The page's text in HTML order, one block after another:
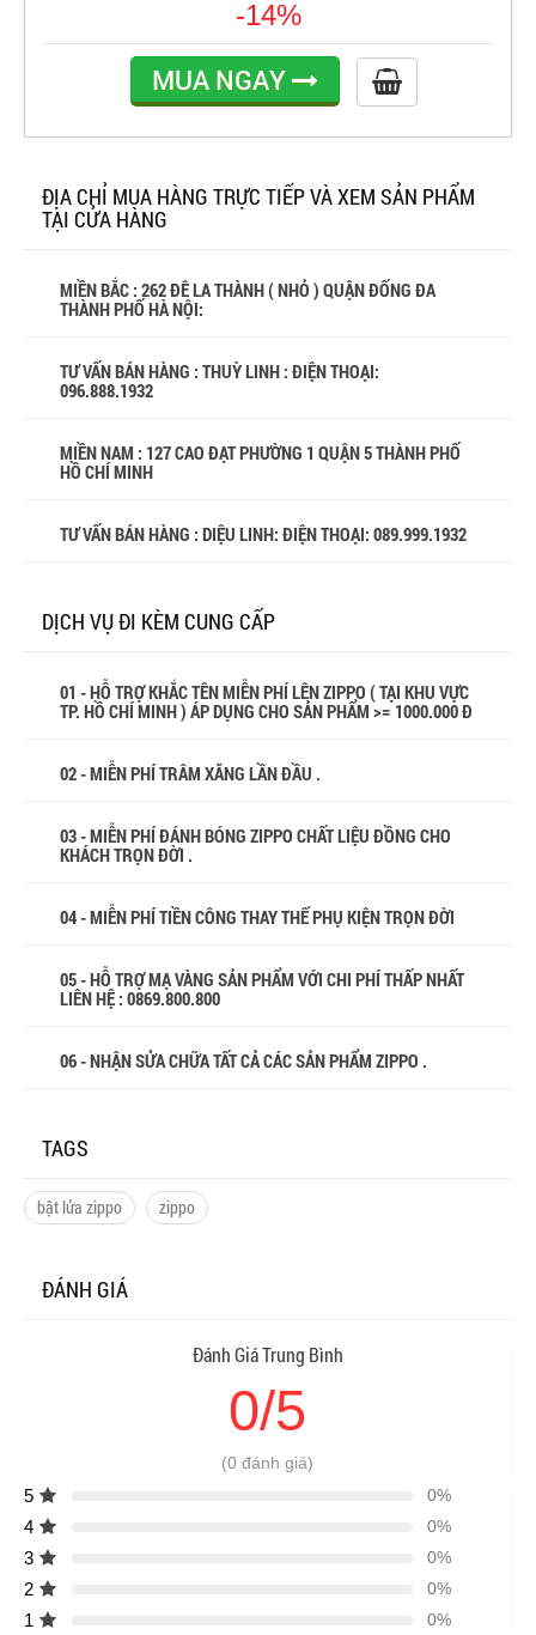
-14%
MUA NGAY
ĐỊA CHỈ MUA HÀNG TRỰC TIẾP VÀ XEM SẢN PHẨM
TẠI CỬA HÀNG
MIỀN BẮC : 262 ĐÊ LA THÀNH ( NHỎ ) QUẬN ĐỐNG ĐA
THÀNH PHỐ HÀ NỘI:
TƯ VẤN BÁN HÀNG : THUỲ LINH : ĐIỆN THOẠI:
096.888.1932
MIỀN NAM : 127 CAO ĐẠT PHƯỜNG 1 QUẬN 5 THÀNH PHỐ
HỒ CHÍ MINH
TƯ VẤN BÁN HÀNG : DIỆU LINH: ĐIỆN THOẠI: 089.999.1932
DỊCH VỤ ĐI KÈM CUNG CẤP
01 - HỖ TRỢ KHẮC TÊN MIỄN PHÍ LÊN ZIPPO ( TẠI KHU VỰC
TP. HỒ CHÍ MINH ) ÁP DỤNG CHO SẢN PHẨM >= 1000.000 Đ
02 - MIỄN PHÍ TRÂM XĂNG LẦN ĐẦU .
03 - MIỄN PHÍ ĐÁNH BÓNG ZIPPO CHẤT LIỆU ĐỒNG CHO
KHÁCH TRỌN ĐỜI .
04 - MIỄN PHÍ TIỀN CÔNG THAY THẾ PHỤ KIỆN TRỌN ĐỜI
05 - HỖ TRỢ MẠ VÀNG SẢN PHẨM VỚI CHI PHÍ THẤP NHẤT
LIÊN HỆ : 0869.800.800
06 - NHẬN SỬA CHỮA TẤT CẢ CÁC SẢN PHẨM ZIPPO .
TAGS
bật lửa zippo zippo
ĐÁNH GIÁ
Đánh Giá Trung Bình
0/5
(0 đánh giá)
5 0%
4 0%
3 0%
2 0%
1 0%